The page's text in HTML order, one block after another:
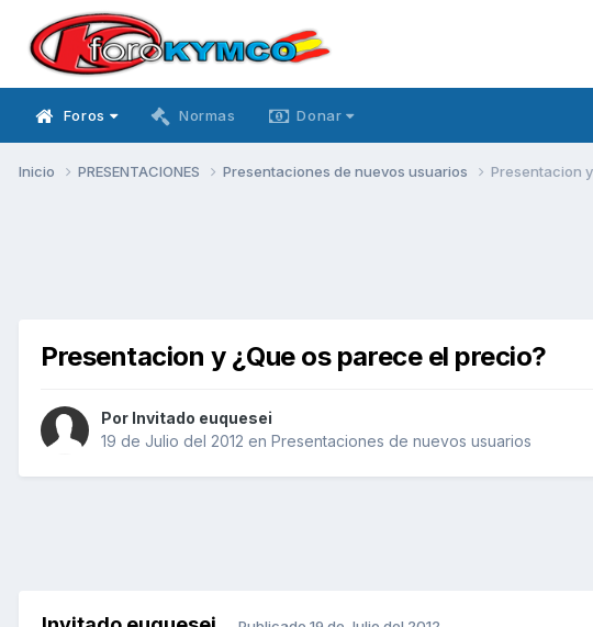
Foros Normas Donar
Inicio PRESENTACIONES Presentaciones de nuevos usuarios Presentacion
Presentacion y ¿Que os parece el precio?
Por Invitado euquesei
19 de Julio del 2012 en Presentaciones de nuevos usuarios